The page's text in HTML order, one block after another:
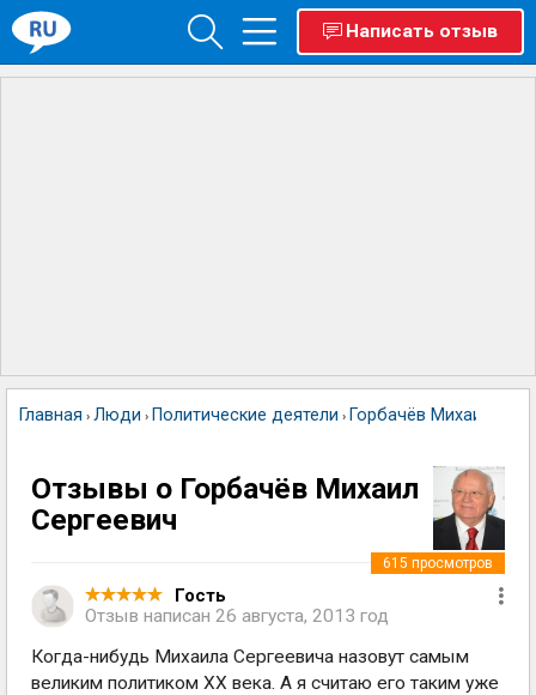
Написать отзыв
Главная › Люди › Политические деятели › Горбачёв Михаил
Отзывы о Горбачёв Михаил
Сергеевич
Гость
Отзыв написан 26 августа, 2013 год
615 просмотров
Когда-нибудь Михаила Сергеевича назовут самым
великим политиком XX века. А я считаю его таким уже